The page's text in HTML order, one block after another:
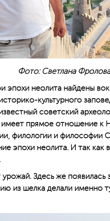
Фото: Светлана Фролова
эпохи неолита найдены
культурного
советский
прямое отношение к
филологии и
эпохи неолита. И так как
Здесь же появилась
из шелка делали именно